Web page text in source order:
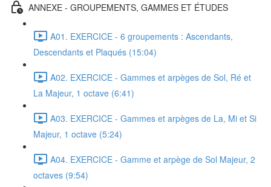
ANNEXE - GROUPEMENTS, GAMMES ET ÉTUDES
A01. EXERCICE - 6 groupements : Ascendants,
Descendants et Plaqués (15:04)
A02. EXERCICE - Gammes et arpèges de Sol, Ré et
La Majeur, 1 octave (6:41)
A03. EXERCICE - Gammes et arpèges de La, Mi et Si
Majeur, 1 octave (5:24)
A04. EXERCICE - Gamme et arpège de Sol Majeur, 2
octaves (9:54)